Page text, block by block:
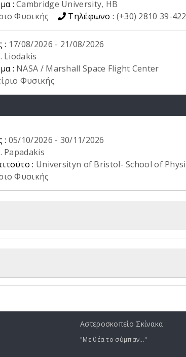
:Cambridge University, ΗΒ
Φυσικής Τηλέφωνο : (+30) 2810 39-
: 17/08/2026 - 21/08/2026
Liodakis
: NASA / Marshall Space Flight Center
Φυσικής
: 05/10/2026 - 30/11/2026
Papadakis
: Universityn of Bristol- School of
Φυσικής
Αστεροσκοπείο Σκίνακα
"Με θέα το σύμπαν..."